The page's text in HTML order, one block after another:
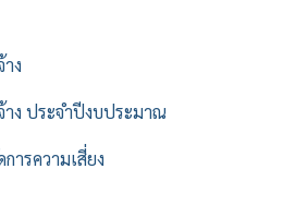
ง
ง ประจำปีงบประมาณ
ารความเสี่ยง